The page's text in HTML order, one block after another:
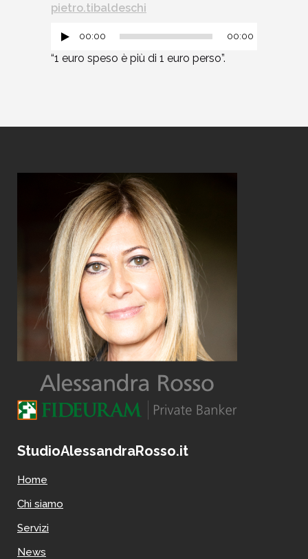
pietro.tibaldeschi
00:00 00:00
“1 euro speso è più di 1 euro perso”.
StudioAlessandraRosso.it
Home
Chi siamo
Servizi
News